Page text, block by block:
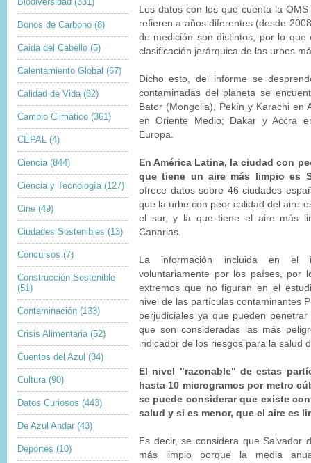
Bonos de Carbono (8)
Caida del Cabello (5)
Calentamiento Global (67)
Calidad de Vida (82)
Cambio Climático (361)
CEPAL (4)
Ciencia (844)
Ciencia y Tecnología (127)
Cine (49)
Ciudades Sostenibles (13)
Concursos (7)
Construcción Sostenible
(51)
Contaminación (133)
Crisis Alimentaria (52)
Cuentos del Azul (34)
Cultura (90)
Datos Curiosos (443)
De Azul Andar (43)
Deportes (10)
Los datos con los que cuenta la
refieren a años diferentes (desde
de medición son distintos, por lo
clasificación jerárquica de las urbes
Dicho esto, del informe se
contaminadas del planeta se
Bator (Mongolia), Pekín y Karachi en
en Oriente Medio; Dakar y Accra
Europa.
En América Latina, la ciudad con
que tiene un aire más limpio es
ofrece datos sobre 46 ciudades
que la urbe con peor calidad del aire
el sur, y la que tiene el aire más
Canarias.
La información incluida en el
voluntariamente por los países, por
extremos que no figuran en el
nivel de las partículas contaminantes
perjudiciales ya que pueden
que son consideradas las más
indicador de los riesgos para la salud
El nivel "razonable" de estas
hasta 10 microgramos por metro
se puede considerar que existe
salud y si es menor, que el aire es
Es decir, se considera que
más limpio porque la media